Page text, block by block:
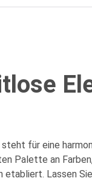
steht für eine
Palette an
Lassen